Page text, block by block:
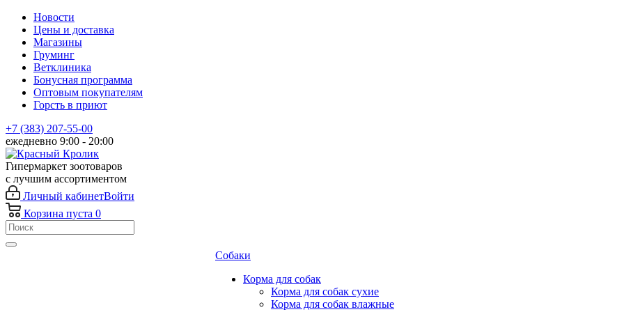
Новости
Цены и доставка
Магазины
Груминг
Ветклиника
Бонусная программа
Оптовым покупателям
Горсть в приют
+7 (383) 207-55-00
ежедневно 9:00 - 20:00
Гипермаркет зоотоваров
с лучшим ассортиментом
Личный кабинетВойти
Корзина пуста 0
Собаки
Корма для собак
Корма для собак сухие
Корма для собак влажные